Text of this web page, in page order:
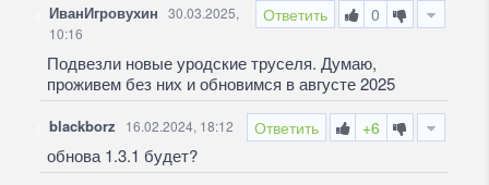
Ответить 0
ИванИгровухин 30.03.2025,
10:16
Подвезли новые уродские труселя. Думаю,
проживем без них и обновимся в августе 2025
Ответить +6
blackborz 16.02.2024, 18:12
обнова 1.3.1 будет?